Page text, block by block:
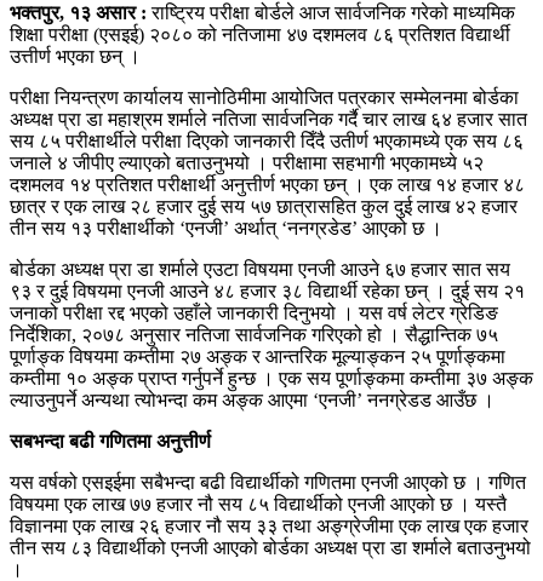
भक्तपुर, १३ असार : राष्ट्रिय परीक्षा बोर्डले आज सार्वजनिक गरेको माध्यमिक
शिक्षा परीक्षा (एसइई) २०८० को नतिजामा ४७ दशमलव ८६ प्रतिशत विद्यार्थी
उत्तीर्ण भएका छन् ।
परीक्षा नियन्त्रण कार्यालय सानोठिमीमा आयोजित पत्रकार सम्मेलनमा बोर्डका
अध्यक्ष प्रा डा महाश्रम शर्माले नतिजा सार्वजनिक गर्दै चार लाख ६४ हजार सात
सय ८५ परीक्षार्थीले परीक्षा दिएको जानकारी दिँदै उतीर्ण भएकामध्ये एक सय ८६
जनाले ४ जीपीए ल्याएको बताउनुभयो । परीक्षामा सहभागी भएकामध्ये ५२
दशमलव १४ प्रतिशत परीक्षार्थी अनुत्तीर्ण भएका छन् । एक लाख १४ हजार ४८
छात्र र एक लाख २८ हजार दुई सय ५७ छात्रासहित कुल दुई लाख ४२ हजार
तीन सय १३ परीक्षार्थीको ‘एनजी’ अर्थात् ‘ननग्रडेड’ आएको छ ।
बोर्डका अध्यक्ष प्रा डा शर्माले एउटा विषयमा एनजी आउने ६७ हजार सात सय
९३ र दुई विषयमा एनजी आउने ४८ हजार ३८ विद्यार्थी रहेका छन् । दुई सय २१
जनाको परीक्षा रद्द भएको उहाँले जानकारी दिनुभयो । यस वर्ष लेटर ग्रेडिङ
निर्देशिका, २०७८ अनुसार नतिजा सार्वजनिक गरिएको हो । सैद्धान्तिक ७५
पूर्णाङ्क विषयमा कम्तीमा २७ अङ्क र आन्तरिक मूल्याङ्कन २५ पूर्णाङ्कमा
कम्तीमा १० अङ्क प्राप्त गर्नुपर्ने हुन्छ । एक सय पूर्णाङ्कमा कम्तीमा ३७ अङ्क
ल्याउनुपर्ने अन्यथा त्योभन्दा कम अङ्क आएमा ‘एनजी’ ननग्रेडड आउँछ ।
सबभन्दा बढी गणितमा अनुत्तीर्ण
यस वर्षको एसइईमा सबैभन्दा बढी विद्यार्थीको गणितमा एनजी आएको छ । गणित
विषयमा एक लाख ७७ हजार नौ सय ८५ विद्यार्थीको एनजी आएको छ । यस्तै
विज्ञानमा एक लाख २६ हजार नौ सय ३३ तथा अङ्ग्रेजीमा एक लाख एक हजार
तीन सय ८३ विद्यार्थीको एनजी आएको बोर्डका अध्यक्ष प्रा डा शर्माले बताउनुभयो
।